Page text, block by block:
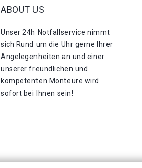
ABOUT US
Unser 24h Notfallservice nimmt
sich Rund um die Uhr gerne Ihrer
Angelegenheiten an und einer
unserer freundlichen und
kompetenten Monteure wird
sofort bei Ihnen sein!